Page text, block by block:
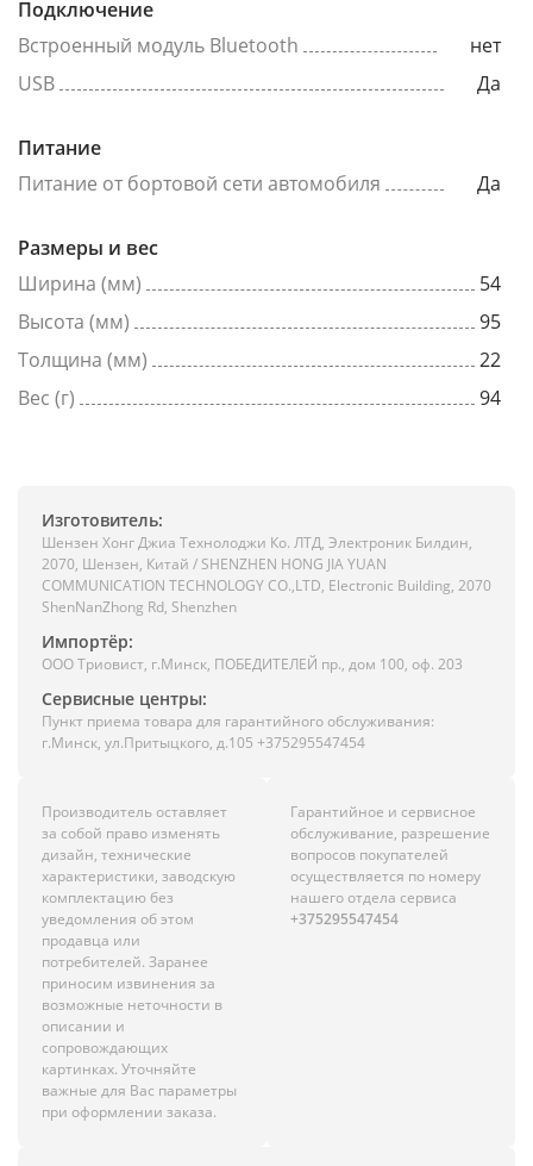
Подключение
Встроенный модуль Bluetooth
нет
USB
Да
Питание
Питание от бортовой сети автомобиля
Да
Размеры и вес
Ширина (мм)
54
Высота (мм)
95
Толщина (мм)
22
Вес (г)
94
Изготовитель:
Шензен Хонг Джиа Технолоджи Ко. ЛТД, Электроник Билдин,
2070, Шензен, Китай / SHENZHEN HONG JIA YUAN
COMMUNICATION TECHNOLOGY CO.,LTD, Electronic Building, 2070
ShenNanZhong Rd, Shenzhen
Импортёр:
ООО Триовист, г.Минск, ПОБЕДИТЕЛЕЙ пр., дом 100, оф. 203
Сервисные центры:
Пункт приема товара для гарантийного обслуживания:
г.Минск, ул.Притыцкого, д.105 +375295547454
Производитель оставляет
за собой право изменять
дизайн, технические
характеристики, заводскую
комплектацию без
уведомления об этом
продавца или
потребителей. Заранее
приносим извинения за
возможные неточности в
описании и
сопровождающих
картинках. Уточняйте
важные для Вас параметры
при оформлении заказа.
Гарантийное и сервисное
обслуживание, разрешение
вопросов покупателей
осуществляется по номеру
нашего отдела сервиса
+375295547454